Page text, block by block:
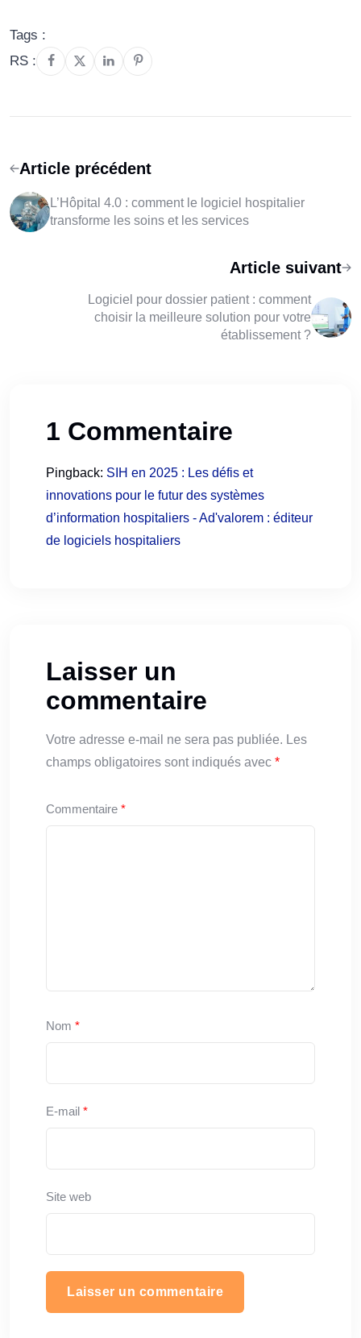
Tags :
RS :
Article précédent
L’Hôpital 4.0 : comment le logiciel hospitalier
transforme les soins et les services
Article suivant
Logiciel pour dossier patient : comment
choisir la meilleure solution pour votre
établissement ?
1 Commentaire
Pingback: SIH en 2025 : Les défis et
innovations pour le futur des systèmes
d’information hospitaliers - Ad'valorem : éditeur
de logiciels hospitaliers
Laisser un
commentaire
Votre adresse e-mail ne sera pas publiée. Les
champs obligatoires sont indiqués avec *
Commentaire *
Nom *
E-mail *
Site web